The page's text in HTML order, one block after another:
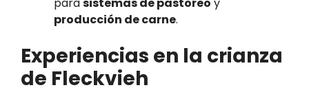
parasistemas de pastoreo y
producción de carne.
Experiencias en la crianza
de Fleckvieh